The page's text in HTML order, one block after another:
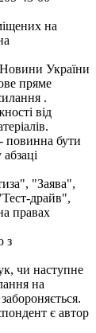
на
Новини України
пряме
.
від
повинна бути
"Заява",
драйв",
правах
з
чи наступне
на
є автор